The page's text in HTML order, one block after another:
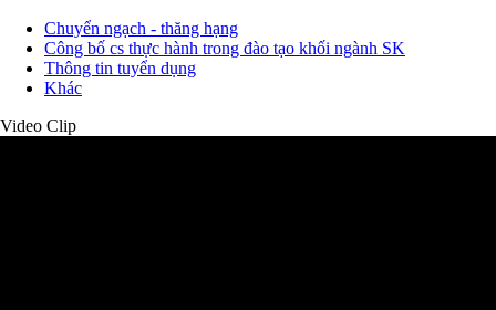
Chuyển ngạch - thăng hạng
Công bố cs thực hành trong đào tạo khối ngành SK
Thông tin tuyển dụng
Khác
Video Clip